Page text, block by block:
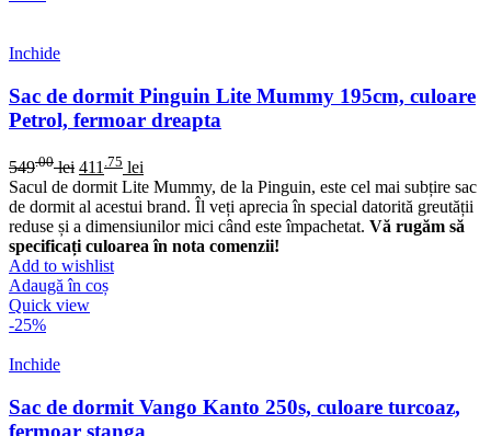
Inchide
Sac de dormit Pinguin Lite Mummy 195cm, culoare
Petrol, fermoar dreapta
549.00 lei 411 .75 lei
Sacul de dormit Lite Mummy, de la Pinguin, este cel mai subțire sac
de dormit al acestui brand. Îl veți aprecia în special datorită greutății
reduse și a dimensiunilor mici când este împachetat. Vă rugăm să
specificați culoarea în nota comenzii!
Add to wishlist
Adaugă în coș
Quick view
-25%
Inchide
Sac de dormit Vango Kanto 250s, culoare turcoaz,
fermoar stanga